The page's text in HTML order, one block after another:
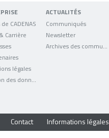
CADENAS
Carrière
légales
ACTUALITÉS
Communiqués
Newsletter
Contact Informations légales